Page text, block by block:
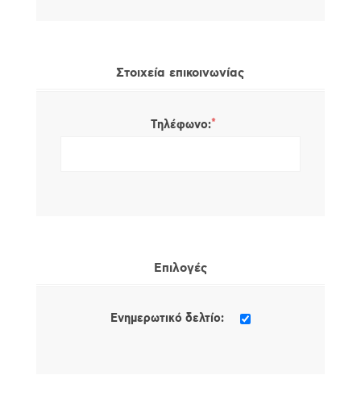
Στοιχεία επικοινωνίας
Τηλέφωνο:*
Επιλογές
Ενημερωτικό δελτίο: